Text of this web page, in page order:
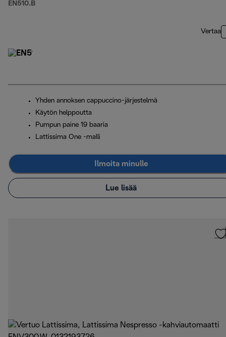
EN510.B
Vertaa
Yhden annoksen cappuccino-järjestelmä
Käytön helppoutta
Pumpun paine 19 baaria
Lattissima One -malli
Ilmoita minulle
Lue lisää